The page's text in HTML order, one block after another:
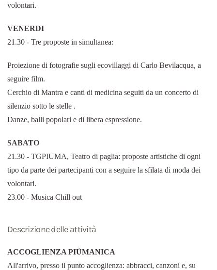
volontari.
VENERDI
21.30 - Tre proposte in simultanea:
Proiezione di fotografie sugli ecovillaggi di Carlo Bevilacqua, a
seguire film.
Cerchio di Mantra e canti di medicina seguiti da un concerto di
silenzio sotto le stelle .
Danze, balli popolari e di libera espressione.
SABATO
21.30 - TGPIUMA, Teatro di paglia: proposte artistiche di ogni
tipo da parte dei partecipanti con a seguire la sfilata di moda dei
volontari.
23.00 - Musica Chill out
Descrizione delle attività
ACCOGLIENZA PIÙMANICA
All'arrivo, presso il punto accoglienza: abbracci, canzoni e, su